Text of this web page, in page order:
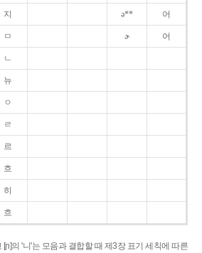
지 ə** 어
ㅁ ɚ 어
ㄴ
뉴
ㅇ
ㄹ
르
흐
히
흐
[ɲ]의 '니'는 모음과 결합할 때 제3장 표기 세칙에 따른